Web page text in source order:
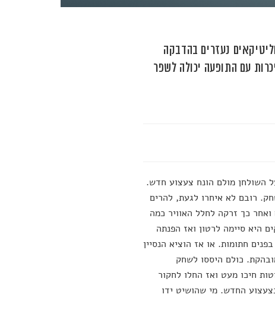
נעזרים בהדבקה
עם התופעה יכולה לשפר
השולחן מולם הונח צעצוע חדש.
רובם לא איחרו לגעת, להרים
כך זרקה לחלל האוויר כמה
היא סיימה לרטון ואז הפנתה
חתומות. או אז הוציא הנסיין
כולם היססו לשחק
חיכו מעט ואז החלו לחקור
החדש. מי שהושיט ידו